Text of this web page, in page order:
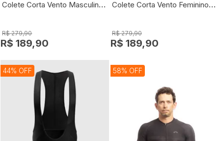
Colete Corta Vento Masculino Comfy
R$ 279,90
R$ 189,90
Colete Corta Vento Feminino Comfy
R$ 279,90
R$ 189,90
44% OFF 58% OFF